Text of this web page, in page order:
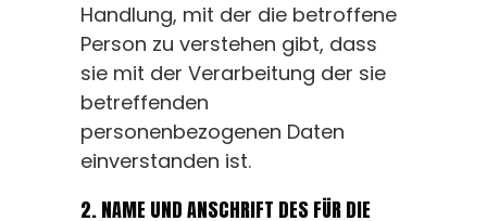
Handlung, mit der die betroffene
Person zu verstehen gibt, dass
sie mit der Verarbeitung der sie
betreffenden
personenbezogenen Daten
einverstanden ist.
2. NAME UND ANSCHRIFT DES FÜR DIE